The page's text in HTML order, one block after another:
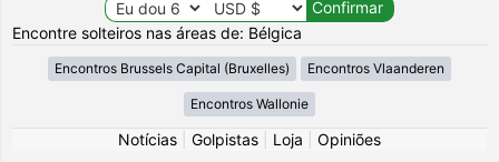
Encontre solteiros nas áreas de: Bélgica
Encontros Brussels Capital (Bruxelles) Encontros Vlaanderen
Encontros Wallonie
Notícias Golpistas Loja
Opiniões